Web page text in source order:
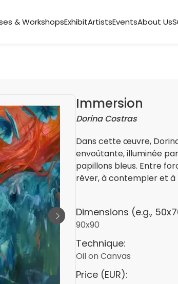
& WorkshopsExhibitArtistsEventsAbout Us
Immersion
Dorina Costras
Dans cette œuvre,
envoûtante, illuminée
papillons bleus. Entre
rêver, à contempler et à
Dimensions (e.g.,
90x90
Technique:
Oil on Canvas
Price (EUR):